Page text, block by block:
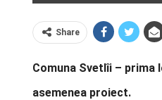
Share
Comuna Svetlîi – prima
asemenea proiect.